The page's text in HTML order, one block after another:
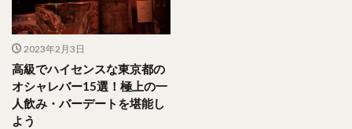
2023年2月3日
高級でハイセンスな東京都の
オシャレバー15選！極上の一
人飲み・バーデートを堪能し
よう